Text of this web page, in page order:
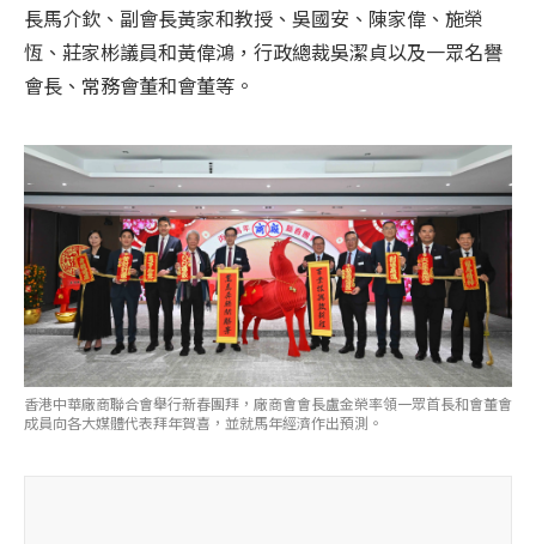
長馬介欽、副會長黃家和教授、吳國安、陳家偉、施榮
恆、莊家彬議員和黃偉鴻，行政總裁吳潔貞以及一眾名譽
會長、常務會董和會董等。
香港中華廠商聯合會舉行新春團拜，廠商會會長盧金榮率領一眾首長和會董會
成員向各大媒體代表拜年賀喜，並就馬年經濟作出預測。